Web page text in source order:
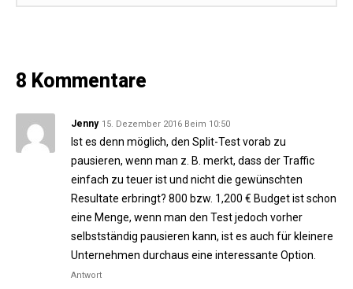
8 Kommentare
Jenny 15. Dezember 2016 Beim 10:50
Ist es denn möglich, den Split-Test vorab zu
pausieren, wenn man z. B. merkt, dass der Traffic
einfach zu teuer ist und nicht die gewünschten
Resultate erbringt? 800 bzw. 1,200 € Budget ist schon
eine Menge, wenn man den Test jedoch vorher
selbstständig pausieren kann, ist es auch für kleinere
Unternehmen durchaus eine interessante Option.
Antwort